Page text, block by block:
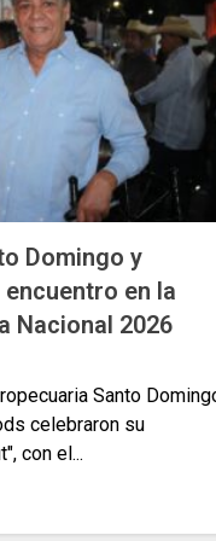
Domingo y
en la
Nacional 2026
Santo
celebraron su
con el...